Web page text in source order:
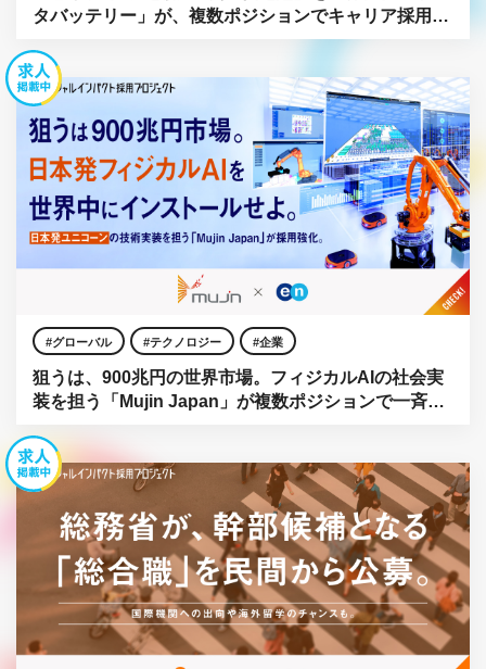
タバッテリー」が、複数ポジションでキャリア採用を
グローバル テクノロジー 企業
狙うは、900兆円の世界市場。フィジカルAIの社会実
装を担う「Mujin Japan」が複数ポジションで一斉公